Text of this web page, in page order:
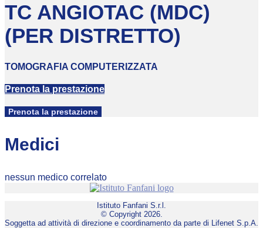
TC ANGIOTAC (MDC)
(PER DISTRETTO)
TOMOGRAFIA COMPUTERIZZATA
Prenota la prestazione
Prenota la prestazione
Medici
nessun medico correlato
Istituto Fanfani S.r.l.
© Copyright 2026.
Soggetta ad attività di direzione e coordinamento da parte di Lifenet S.p.A.